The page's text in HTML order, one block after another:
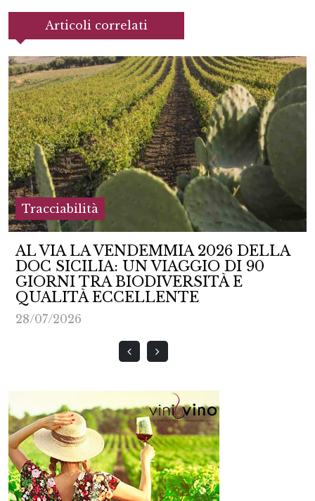
Articoli correlati
Tracciabilità
AL VIA LA VENDEMMIA 2026 DELLA
DOC SICILIA: UN VIAGGIO DI 90
GIORNI TRA BIODIVERSITÀ E
QUALITÀ ECCELLENTE
28/07/2026